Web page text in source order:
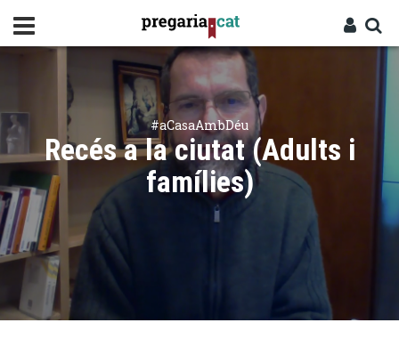
contingut
Cercador
#aCasaAmbDéu
Recés a la ciutat (Adults i
famílies)